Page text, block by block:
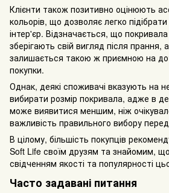
Клієнти також позитивно оцінюють
кольорів, що дозволяє легко
інтер'єр. Відзначається, що
зберігають свій вигляд після прання,
залишається такою ж приємною на
покупки.
Однак, деякі споживачі вказують на
вибирати розмір покривала, адже в
може виявитися меншим, ніж
важливість правильного вибору
В цілому, більшість покупців
Soft Life своїм друзям та знайомим,
свідченням якості та популярності
Часто задавані питання